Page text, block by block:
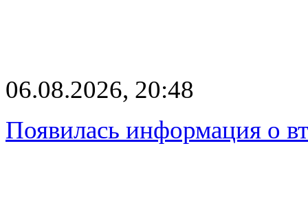
06.08.2026, 20:48
Появилась информация о